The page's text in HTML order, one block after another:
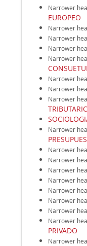
Narrower
EUROPEO
Narrower
Narrower
Narrower
Narrower
Narrower
Narrower
Narrower
Narrower
Narrower
Narrower
Narrower
Narrower
Narrower
Narrower
Narrower
Narrower
PRIVADO
Narrower